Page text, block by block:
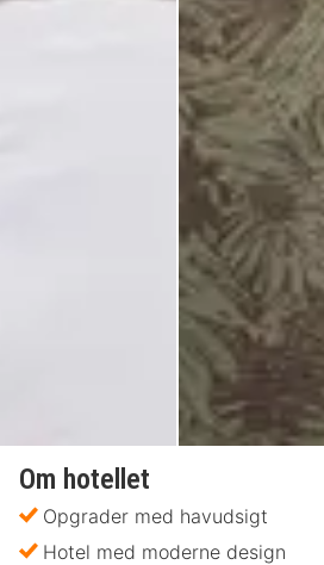
Om hotellet
Opgrader med havudsigt
Hotel med moderne design